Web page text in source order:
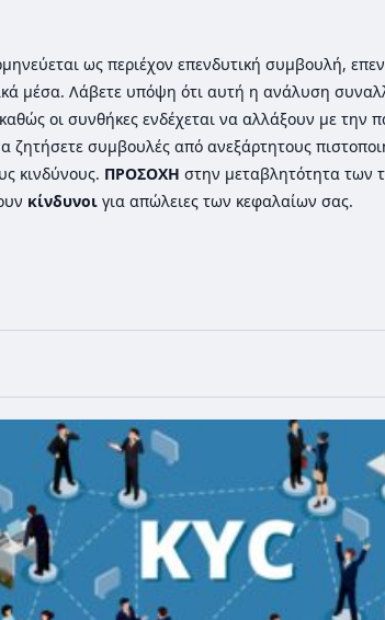
ως περιέχον επενδυτική συμβουλή,
μέσα. Λάβετε υπόψη ότι αυτή η ανάλυση
οι συνθήκες ενδέχεται να αλλάξουν με την
ζητήσετε συμβουλές από ανεξάρτητους
κινδύνους. ΠΡΟΣΟΧΗ στην μεταβλητότητα των
κίνδυνοι για απώλειες των κεφαλαίων σας.